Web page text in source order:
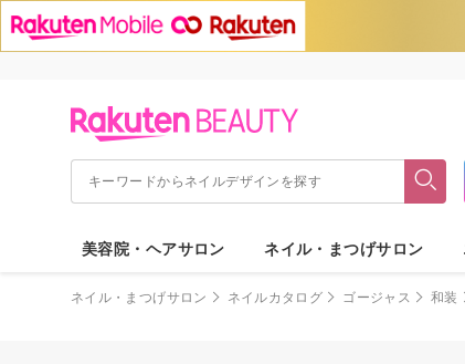
美容院・ヘアサロン ネイル・まつげサロン
ネイル・まつげサロン ネイルカタログ ゴージャス 和装